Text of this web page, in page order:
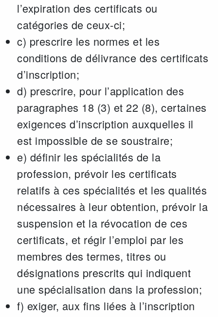
l’expiration des certificats ou
catégories de ceux-ci;
c) prescrire les normes et les
conditions de délivrance des certificats
d’inscription;
d) prescrire, pour l’application des
paragraphes 18 (3) et 22 (8), certaines
exigences d’inscription auxquelles il
est impossible de se soustraire;
e) définir les spécialités de la
profession, prévoir les certificats
relatifs à ces spécialités et les qualités
nécessaires à leur obtention, prévoir la
suspension et la révocation de ces
certificats, et régir l’emploi par les
membres des termes, titres ou
désignations prescrits qui indiquent
une spécialisation dans la profession;
f) exiger, aux fins liées à l’inscription